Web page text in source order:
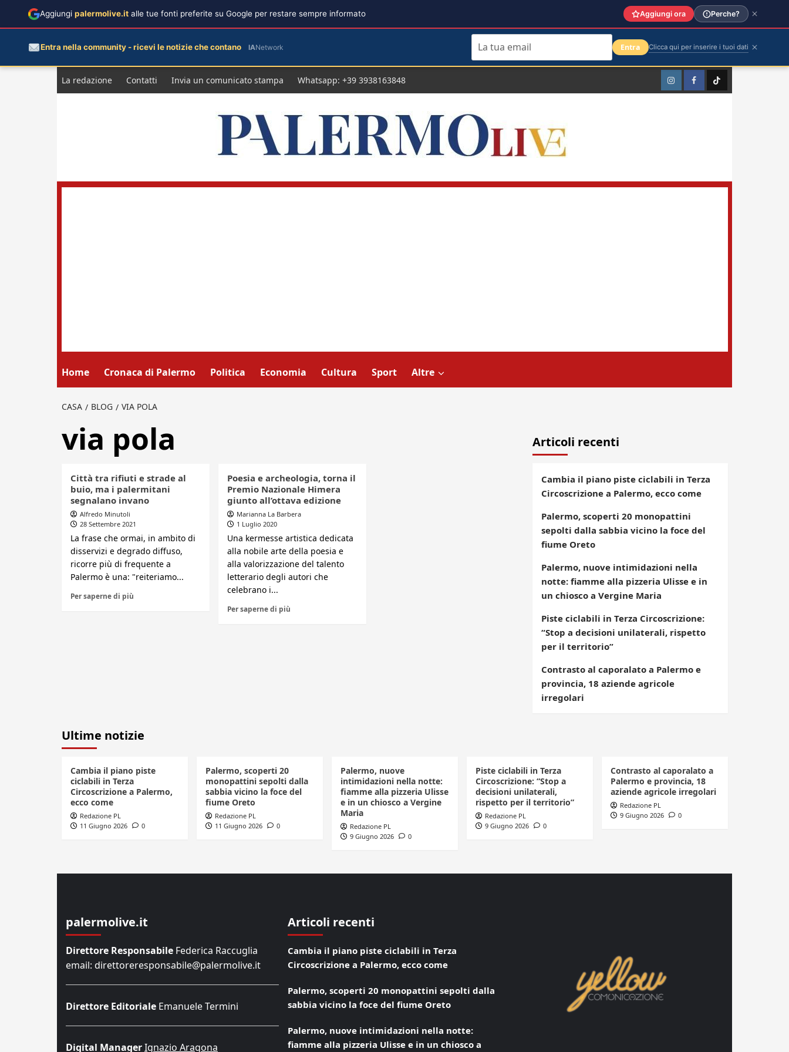
La redazione Contatti Invia un comunicato stampa Whatsapp: +39 3938163848 InstagramFacebookTikTok
Home Cronaca di Palermo Politica Economia Cultura Sport Altre
CASA BLOG VIA POLA
via pola
Città tra rifiuti e strade al
buio, ma i palermitani
segnalano invano
Alfredo Minutoli
28 Settembre 2021
La frase che ormai, in ambito di
disservizi e degrado diffuso,
ricorre più di frequente a
Palermo è una: "reiteriamo...
Per saperne di più
Poesia e archeologia, torna il
Premio Nazionale Himera
giunto all’ottava edizione
Marianna La Barbera
1 Luglio 2020
Una kermesse artistica dedicata
alla nobile arte della poesia e
alla valorizzazione del talento
letterario degli autori che
celebrano i...
Per saperne di più
Articoli recenti
Cambia il piano piste ciclabili in Terza
Circoscrizione a Palermo, ecco come
Palermo, scoperti 20 monopattini
sepolti dalla sabbia vicino la foce del
fiume Oreto
Palermo, nuove intimidazioni nella
notte: fiamme alla pizzeria Ulisse e in
un chiosco a Vergine Maria
Piste ciclabili in Terza Circoscrizione:
“Stop a decisioni unilaterali, rispetto
per il territorio”
Contrasto al caporalato a Palermo e
provincia, 18 aziende agricole
irregolari
Ultime notizie
Cambia il piano piste
ciclabili in Terza
Circoscrizione a Palermo,
ecco come
Redazione PL
11 Giugno 2026
0
Palermo, scoperti 20
monopattini sepolti dalla
sabbia vicino la foce del
fiume Oreto
Redazione PL
11 Giugno 2026
0
Palermo, nuove
intimidazioni nella notte:
fiamme alla pizzeria Ulisse
e in un chiosco a Vergine
Maria
Redazione PL
9 Giugno 2026
0
Piste ciclabili in Terza
Circoscrizione: “Stop a
decisioni unilaterali,
rispetto per il territorio”
Redazione PL
9 Giugno 2026
0
Contrasto al caporalato a
Palermo e provincia, 18
aziende agricole irregolari
Redazione PL
9 Giugno 2026
0
palermolive.it
Direttore Responsabile Federica Raccuglia
email: direttoreresponsabile@palermolive.it
Direttore Editoriale Emanuele Termini
Digital ManagerIgnazio Aragona
Articoli recenti
Cambia il piano piste ciclabili in Terza
Circoscrizione a Palermo, ecco come
Palermo, scoperti 20 monopattini sepolti dalla
sabbia vicino la foce del fiume Oreto
Palermo, nuove intimidazioni nella notte:
fiamme alla pizzeria Ulisse e in un chiosco a
Aggiungi palermolive.it alle tue fonti preferite su Google per restare sempre informato Aggiungi ora Perche?
Entra nella community - ricevi le notizie che contano IANetwork Entra Clicca qui per inserire i tuoi dati